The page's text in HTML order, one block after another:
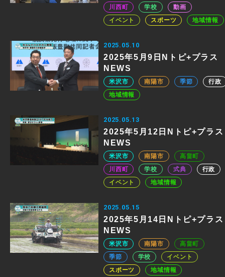
川西町 学校
動画
イベント
スポーツ 地域情報
2025.05.10
2025年5月9日Nトピ+プラス
NEWS
米沢市 南陽市 季節
行政
地域情報
2025.05.13
2025年5月12日Nトピ+プラス
NEWS
米沢市 南陽市
高畠町
川西町
学校 式典
行政
イベント
地域情報
2025.05.15
2025年5月14日Nトピ+プラス
NEWS
米沢市 南陽市
高畠町
季節
学校
イベント
スポーツ
地域情報